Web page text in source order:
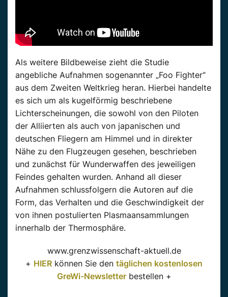
Als weitere Bildbeweise zieht die Studie
angebliche Aufnahmen sogenannter „Foo Fighter“
aus dem Zweiten Weltkrieg heran. Hierbei handelte
es sich um als kugelförmig beschriebene
Lichterscheinungen, die sowohl von den Piloten
der Alliierten als auch von japanischen und
deutschen Fliegern am Himmel und in direkter
Nähe zu den Flugzeugen gesehen, beschrieben
und zunächst für Wunderwaffen des jeweiligen
Feindes gehalten wurden. Anhand all dieser
Aufnahmen schlussfolgern die Autoren auf die
Form, das Verhalten und die Geschwindigkeit der
von ihnen postulierten Plasmaansammlungen
innerhalb der Thermosphäre.
www.grenzwissenschaft-aktuell.de
+ HIER können Sie den täglichen kostenlosen
GreWi-Newsletterbestellen +